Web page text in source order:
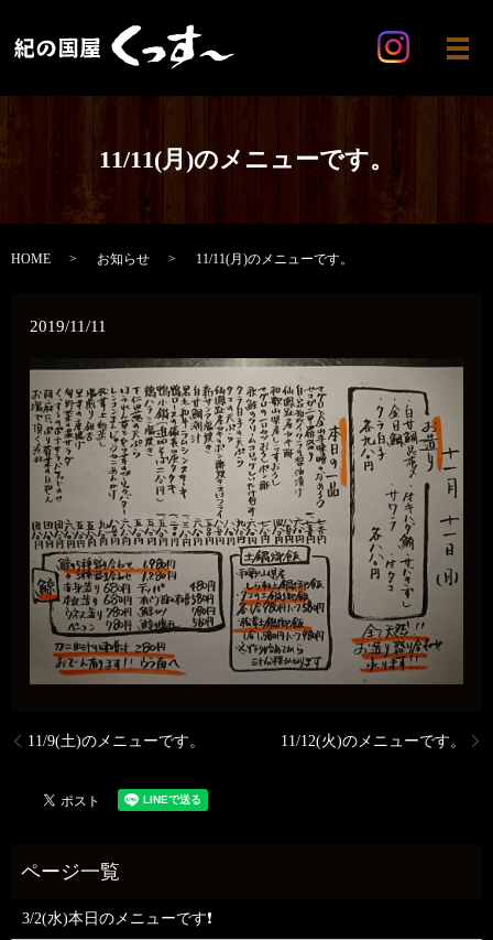
メ
11/11(月)のメニューです。
HOME お知らせ 11/11(月)のメニューです。
2019/11/11
11/9(土)のメニューです。 11/12(火)のメニューです。
3/2(水)本日のメニューです❗